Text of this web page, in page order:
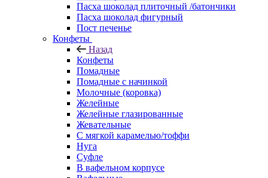
Пасха шоколад плиточный /батончики
Пасха шоколад фигурный
Пост печенье
Конфеты
Назад
Конфеты
Помадные
Помадные с начинкой
Молочные (коровка)
Желейные
Желейные глазированные
Жевательные
С мягкой карамелью/тоффи
Нуга
Суфле
В вафельном корпусе